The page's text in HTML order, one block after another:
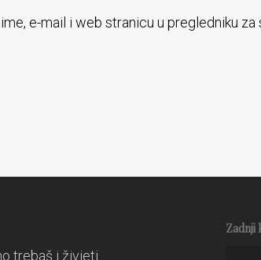
e-mail i web stranicu u pregledniku za
trebaš i živjeti
Zadnji